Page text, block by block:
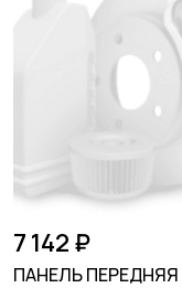
7 142 ₽
ПАНЕЛЬ ПЕРЕДНЯЯ в